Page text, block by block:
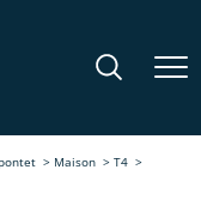
Maison
T4